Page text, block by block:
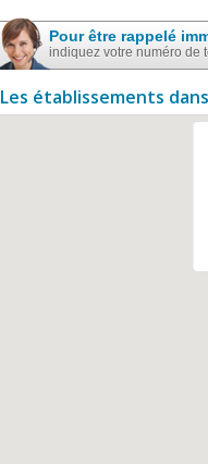
Pour être rappelé
indiquez votre numéro de
Les établissements